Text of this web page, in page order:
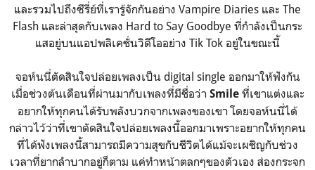
และรวมไปถึงซีรี่ย์ที่เรารู้จักกันอย่าง Vampire Diaries และ The
Flash และล่าสุดกับเพลง Hard to Say Goodbye ที่กำลังเป็นกระ
แสอยู่บนแอปพลิเคชั่นวิดีโออย่าง Tik Tok อยู่ในขณะนี้
จอห์นนี่ตัดสินใจปล่อยเพลงเป็น digital single ออกมาให้ฟังกัน
เมื่อช่วงต้นเดือนที่ผ่านมากับเพลงที่มีชื่อว่า Smile ที่เขาแต่งและ
อยากให้ทุกคนได้รับพลังบวกจากเพลงของเขา โดยจอห์นนี่ได้
กล่าวไว้ว่าที่เขาตัดสินใจปล่อยเพลงนี้ออกมาเพราะอยากให้ทุกคน
ที่ได้ฟังเพลงนี้สามารถมีความสุขกับชีวิตได้แม้จะเผชิญกับช่วง
เวลาที่ยากลำบากอยู่ก็ตาม แค่ทำหน้าตลกๆของตัวเอง ส่องกระจก